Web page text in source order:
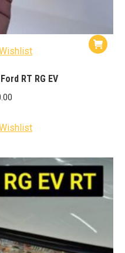
RT RG EV